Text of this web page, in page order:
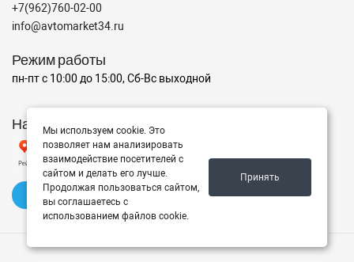
+7(962)760-02-00
info@avtomarket34.ru
Режим работы
пн-пт с 10:00 до 15:00, Сб-Вс выходной
Наш рейтинг на Яндексе
✍️ Оставить отзыв
Мы используем cookie. Это
позволяет нам анализировать
взаимодействие посетителей с
сайтом и делать его лучше.
Продолжая пользоваться сайтом,
вы соглашаетесь с
использованием файлов cookie.
Принять